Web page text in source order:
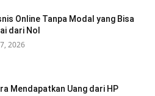
Online Tanpa Modal yang Bisa
dari Nol
2026
Mendapatkan Uang dari HP